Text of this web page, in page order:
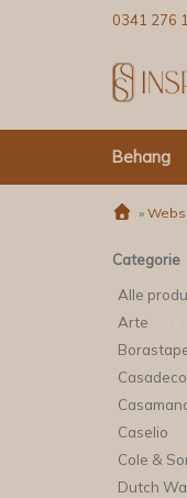
0341 276
Behang
»
Categorie
Alle
Arte
Casadeco
Caselio
Cole &
Dutch